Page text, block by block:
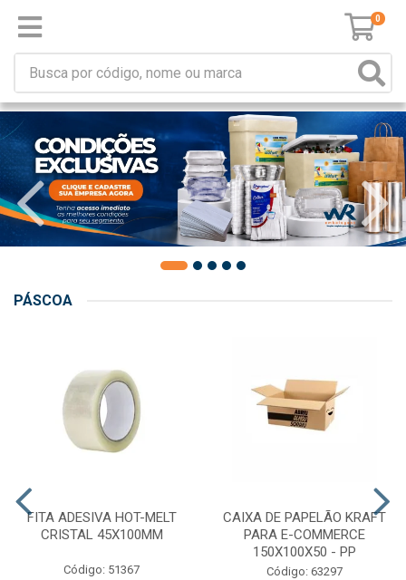
0
PÁSCOA
FITA ADESIVA HOT-MELT
CRISTAL 45X100MM
Código: 51367
CAIXA DE PAPELÃO KRAFT
PARA E-COMMERCE
150X100X50 - PP
Código: 63297